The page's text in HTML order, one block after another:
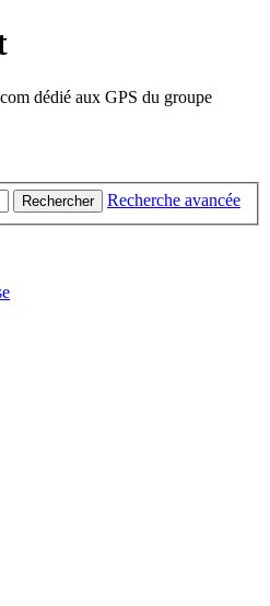
dédié aux GPS du groupe
Rechercher Recherche avancée